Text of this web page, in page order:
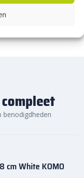
benodigdheden
cm White KOMO